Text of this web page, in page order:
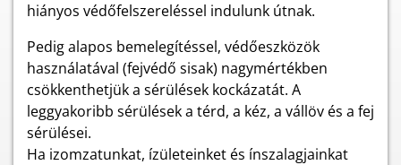
hiányos védőfelszereléssel indulunk útnak.
Pedig alapos bemelegítéssel, védőeszközök
használatával (fejvédő sisak) nagymértékben
csökkenthetjük a sérülések kockázatát. A
leggyakoribb sérülések a térd, a kéz, a vállöv és a fej
sérülései.
Ha izomzatunkat, ízületeinket és ínszalagjainkat